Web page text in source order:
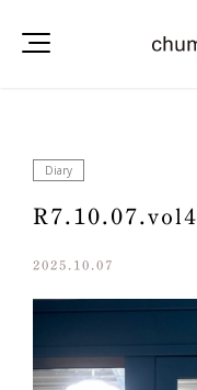
Diary
R7.10.07.vol4
2025.10.07